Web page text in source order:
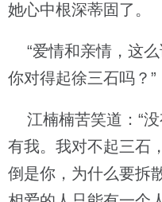
她心中根深蒂固了。
“爱情和亲情，这么
你对得起徐三石吗？”
江楠楠苦笑道：“没
有我。我对不起三石
倒是你，为什么要拆